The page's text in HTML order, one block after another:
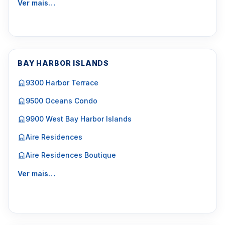
Ver mais…
BAY HARBOR ISLANDS
9300 Harbor Terrace
9500 Oceans Condo
9900 West Bay Harbor Islands
Aire Residences
Aire Residences Boutique
Ver mais…